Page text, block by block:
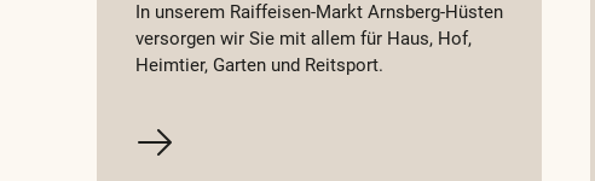
Warburger Straße 28
33034 Brakel
In unserem Raiffeisen-Markt Arnsberg-Hüsten
versorgen wir Sie mit allem für Haus, Hof,
Heimtier, Garten und Reitsport.